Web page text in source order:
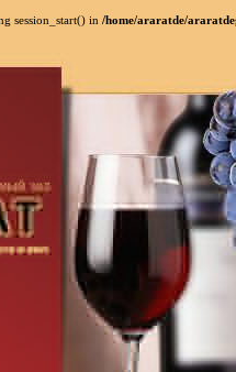
session_start() in /home/araratde/